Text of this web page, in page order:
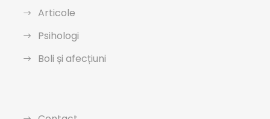
Articole
Psihologi
Boli și afecțiuni